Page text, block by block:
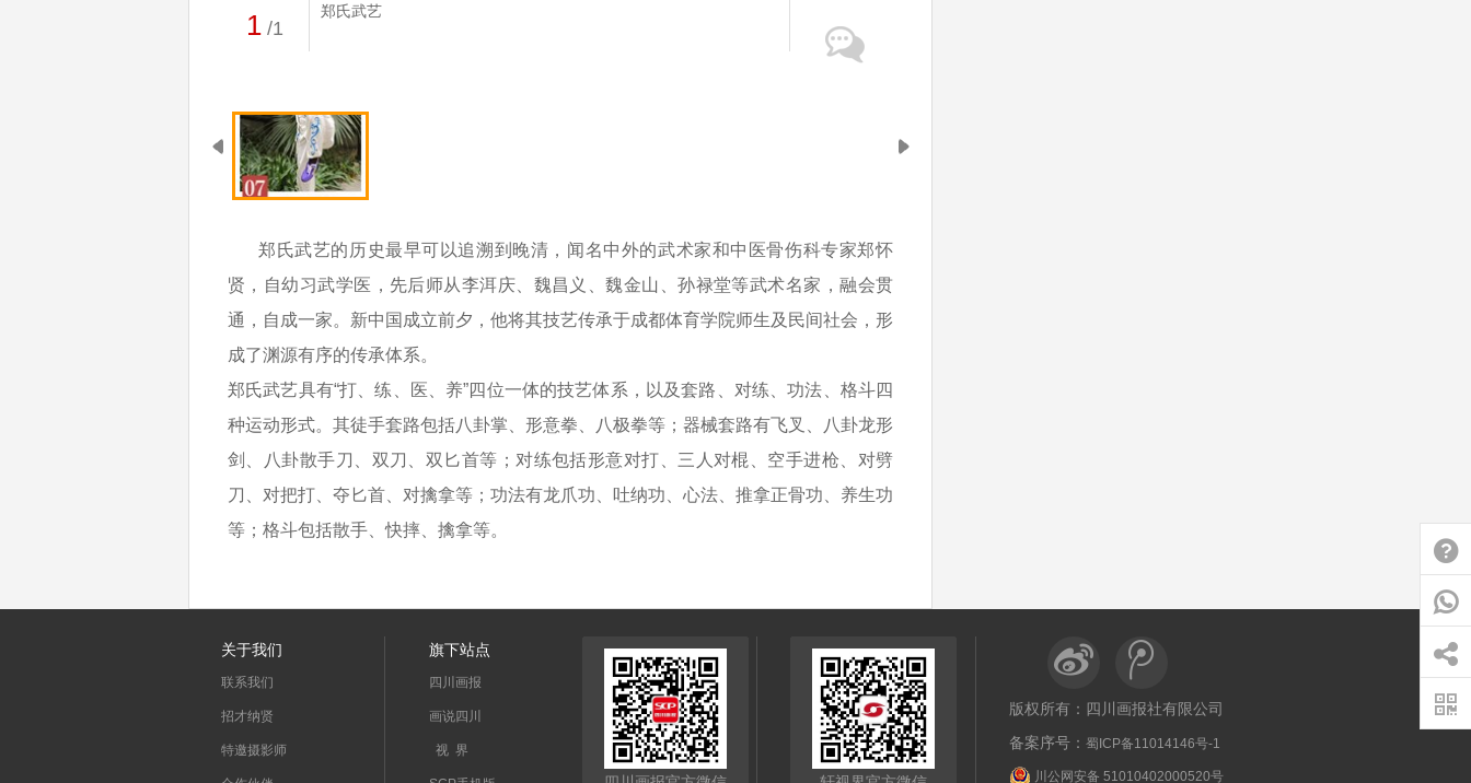
1 /1
郑氏武艺
郑氏武艺的历史最早可以追溯到晚清，闻名中外的武术家和中医骨伤科专家郑怀
贤，自幼习武学医，先后师从李洱庆、魏昌义、魏金山、孙禄堂等武术名家，融会贯
通，自成一家。新中国成立前夕，他将其技艺传承于成都体育学院师生及民间社会，形
成了渊源有序的传承体系。
郑氏武艺具有“打、练、医、养”四位一体的技艺体系，以及套路、对练、功法、格斗四
种运动形式。其徒手套路包括八卦掌、形意拳、八极拳等；器械套路有飞叉、八卦龙形
剑、八卦散手刀、双刀、双匕首等；对练包括形意对打、三人对棍、空手进枪、对劈
刀、对把打、夺匕首、对擒拿等；功法有龙爪功、吐纳功、心法、推拿正骨功、养生功
等；格斗包括散手、快摔、擒拿等。
帮助
中心
客服
服务
分享
关于我们
联系我们
招才纳贤
特邀摄影师
旗下站点
四川画报
画说四川
视 界
版权所有：四川画报社有限公司
备案序号： 蜀ICP备11014146号-1
川公网安备 51010402000520号